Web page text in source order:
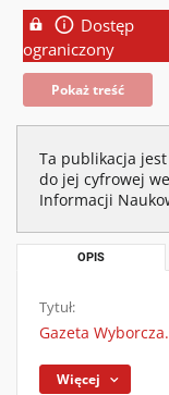
Dostęp
ograniczony
Pokaż treść
Ta publikacja
do jej cyfrowej
Informacji
OPIS
Tytuł:
Gazeta
Więcej